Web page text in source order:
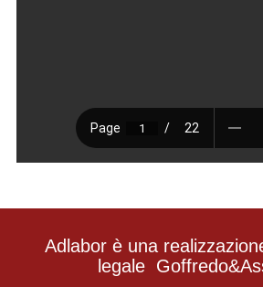
Adlabor è una
legale